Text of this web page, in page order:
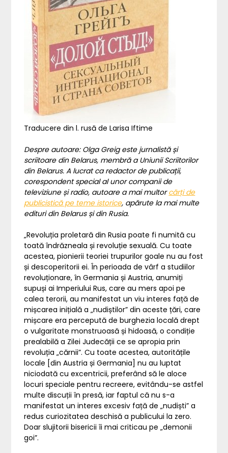
Traducere din l. rusă de Larisa Iftime
Despre autoare: Olga Greig este jurnalistă și
scriitoare din Belarus, membră a Uniunii Scriitorilor
din Belarus. A lucrat ca redactor de publicații,
corespondent special al unor companii de
televiziune și radio, autoare a mai multorcărți de
publicistică pe teme istorice, apărute la mai multe
edituri din Belarus și din Rusia.
„Revoluția proletară din Rusia poate fi numită cu
toată îndrăzneala și revoluție sexuală. Cu toate
acestea, pionierii teoriei trupurilor goale nu au fost
și descoperitorii ei. În perioada de vârf a studiilor
revoluționare, în Germania și Austria, anumiți
supuși ai Imperiului Rus, care au mers apoi pe
calea terorii, au manifestat un viu interes față de
mișcarea inițială a „nudiștilor” din aceste țări, care
mișcare era percepută de burghezia locală drept
o vulgaritate monstruoasă și hidoasă, o condiție
prealabilă a Zilei Judecății ce se apropia prin
revoluția „cărnii”. Cu toate acestea, autoritățile
locale [din Austria și Germania] nu au luptat
niciodată cu excentricii, preferând să le aloce
locuri speciale pentru recreere, evitându-se astfel
multe discuții în presă, iar faptul că nu s-a
manifestat un interes excesiv față de „nudiști” a
redus curiozitatea deschisă a publicului la zero.
Doar slujitorii bisericii îi mai criticau pe „demonii
goi”.